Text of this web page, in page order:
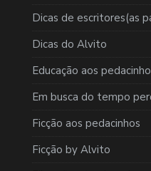
Dicas de escritores(as
Dicas do Alvito
Educação aos
Em busca do tempo
Ficção aos pedacinhos
Ficção by Alvito